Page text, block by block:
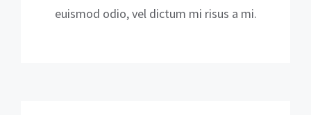
euismod odio, vel dictum mi risus a mi.